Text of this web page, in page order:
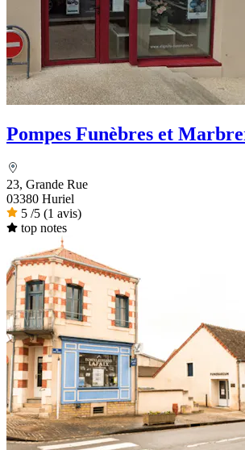
Pompes Funèbres et
23, Grande Rue
03380 Huriel
5 /5 (1 avis)
top notes